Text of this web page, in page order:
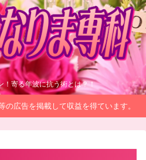
！寄る年波に抗う術とは？！
広告を掲載して収益を得ています。